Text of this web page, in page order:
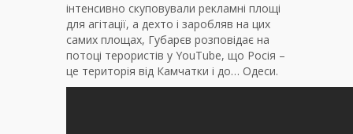
інтенсивно скуповували рекламні площі
для агітації, а дехто і заробляв на цих
самих площах, Губарєв розповідає на
потоці терористів у YouTube, що Росія –
це територія від Камчатки і до… Одеси.